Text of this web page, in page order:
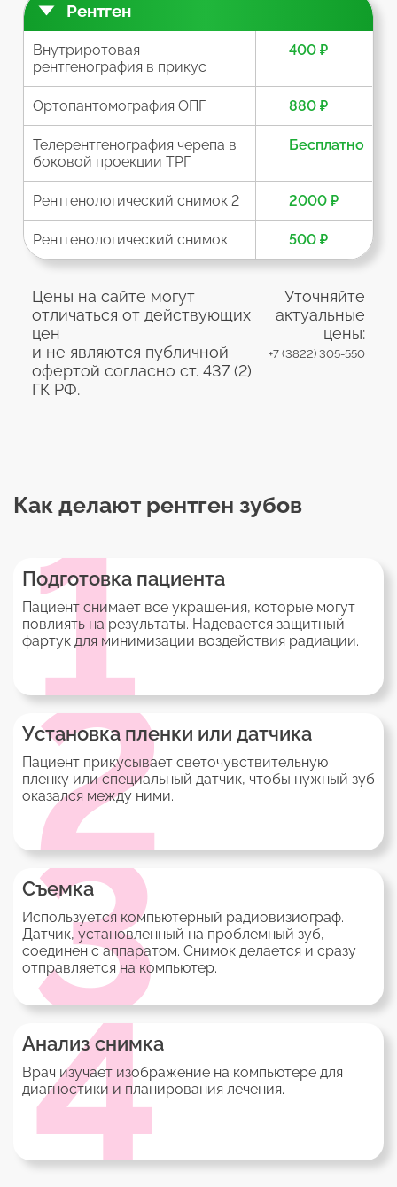
Рентген
Внутриротовая
рентгенография в прикус
400 ₽
Ортопантомография ОПГ 880 ₽
Телерентгенография черепа в
боковой проекции ТРГ
Бесплатно
Рентгенологический снимок 2 2000 ₽
Рентгенологический снимок 500 ₽
Цены на сайте могут
отличаться от действующих
цен
и не являются публичной
офертой согласно ст. 437 (2)
ГК РФ.
Уточняйте
актуальные
цены:
+7 (3822) 305-550
Как делают рентген зубов
1
Подготовка пациента
Пациент снимает все украшения, которые могут
повлиять на результаты. Надевается защитный
фартук для минимизации воздействия радиации.
2
Установка пленки или датчика
Пациент прикусывает светочувствительную
пленку или специальный датчик, чтобы нужный зуб
оказался между ними.
3
Съемка
Используется компьютерный радиовизиограф.
Датчик, установленный на проблемный зуб,
соединен с аппаратом. Снимок делается и сразу
отправляется на компьютер.
4
Анализ снимка
Врач изучает изображение на компьютере для
диагностики и планирования лечения.